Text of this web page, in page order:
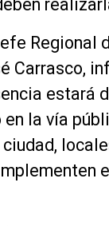
Regional
Carrasco,
estará
en la vía